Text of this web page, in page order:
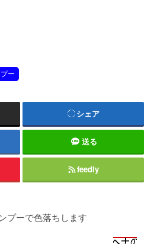
ー
シェア
送る
feedly
プーで色落ちします